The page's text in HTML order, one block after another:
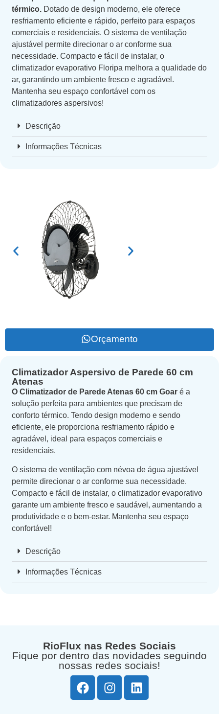
térmico. Dotado de design moderno, ele oferece
resfriamento eficiente e rápido, perfeito para espaços
comerciais e residenciais. O sistema de ventilação
ajustável permite direcionar o ar conforme sua
necessidade. Compacto e fácil de instalar, o
climatizador evaporativo Floripa melhora a qualidade do
ar, garantindo um ambiente fresco e agradável.
Mantenha seu espaço confortável com os
climatizadores aspersivos!
Descrição
Informações Técnicas
Orçamento
Climatizador Aspersivo de Parede 60 cm
Atenas
O Climatizador de Parede Atenas 60 cm Goar é a
solução perfeita para ambientes que precisam de
conforto térmico. Tendo design moderno e sendo
eficiente, ele proporciona resfriamento rápido e
agradável, ideal para espaços comerciais e
residenciais.
O sistema de ventilação com névoa de água ajustável
permite direcionar o ar conforme sua necessidade.
Compacto e fácil de instalar, o climatizador evaporativo
garante um ambiente fresco e saudável, aumentando a
produtividade e o bem-estar. Mantenha seu espaço
confortável!
Descrição
Informações Técnicas
RioFlux nas Redes Sociais
Fique por dentro das novidades seguindo
nossas redes sociais!